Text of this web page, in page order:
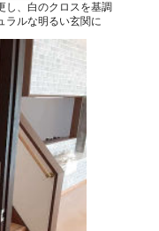
し、白のクロスを基調
ラルな明るい玄関に